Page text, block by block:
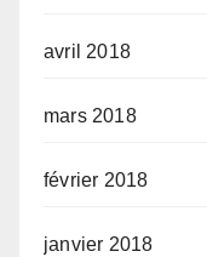
avril 2018
mars 2018
février 2018
janvier 2018